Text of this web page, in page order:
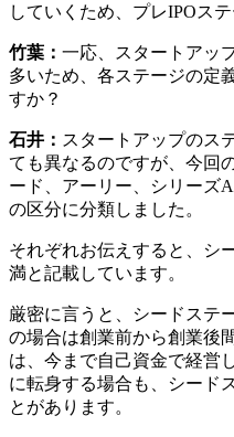
していくため、プレIPOス
竹葉： 一応、スタートアッ
多いため、各ステージの定
すか？
石井： スタートアップのス
ても異なるのですが、今回
ード、アーリー、シリーズ
の区分に分類しました。
それぞれお伝えすると、シ
満と記載しています。
厳密に言うと、シードステ
の場合は創業前から創業後
は、今まで自己資金で経営
に転身する場合も、シード
とがあります。